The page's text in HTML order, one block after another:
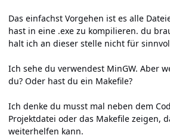
Das einfachst Vorgehen ist es alle
hast in eine .exe zu kompilieren. du
halt ich an dieser stelle nicht für
Ich sehe du verwendest MinGW. Aber
du? Oder hast du ein Makefile?
Ich denke du musst mal neben dem
Projektdatei oder das Makefile zeigen,
weiterhelfen kann.